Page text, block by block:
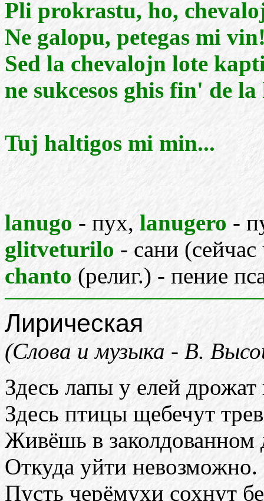
Pli prokrastu, ho,
Ne galopu, petegas mi
Sed la chevalojn lote
ne sukcesos ghis fin' de
Tuj haltigos mi min...
lanugo - пух, lanugero -
glitveturilo - сани
chanto (религ.) - пение
Лирическая
(Слова и музыка - В.
Здесь лапы у елей дрожат
Здесь птицы щебечут
Живёшь в заколдованном
Откуда уйти невозможно.
Пусть черёмухи сохнут